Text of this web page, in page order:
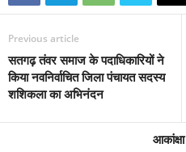
Previous article
सतगढ़ तंवर समाज के पदाधिकारियों ने
किया नवनिर्वाचित जिला पंचायत सदस्य
शशिकला का अभिनंदन